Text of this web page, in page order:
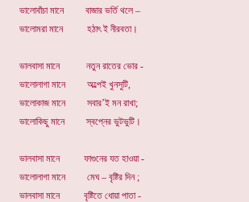
ভালোবাঁচা মানে বাজার ভর্তি থলে –
ভালোমরা মানে হঠাৎ ই নীরবতা।
ভালবাসা মানে নতুন রাতের ভোর -
ভালোলাগা মানে অল্পেই খুনসুটি,
ভালোকাজ মানে সবার’ই মন রাখা;
ভালোকিছু মানে স্বপ্নের ভুটভুটি।
ভালবাসা মানে ফাগুনের যত হাওয়া -
ভালোলাগা মানে মেঘ – বৃষ্টির দিন ;
ভালবাসা মানে বৃষ্টিতে ধোয়া পাতা -